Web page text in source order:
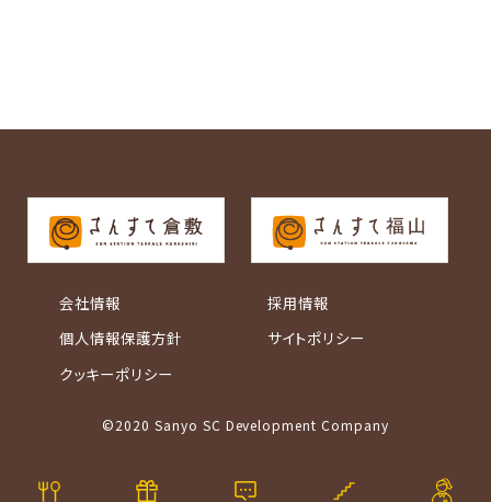
会社情報
個人情報保護方針
クッキーポリシー
採用情報
サイトポリシー
©2020 Sanyo SC Development Company